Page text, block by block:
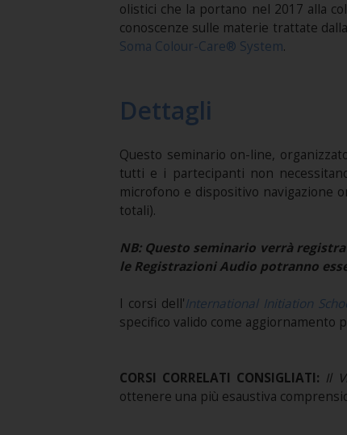
olistici che la portano nel 2017 alla
conoscenze sulle materie trattate
Soma Colour-Care® System.
Dettagli
Questo seminario on-line,
tutti e i partecipanti non
microfono e dispositivo navigazione
totali).
NB: Questo seminario verrà
le Registrazioni Audio potranno
I corsi dell'International Initiation
specifico valido come aggiornamento
CORSI CORRELATI CONSIGLIATI: Il
ottenere una più esaustiva